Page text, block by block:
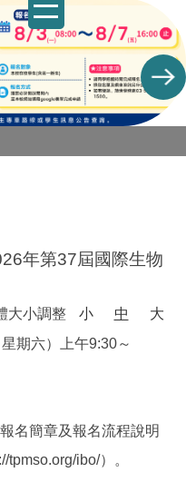
年第37屆國際生物
大小調整 小 中
大
期六）上午9:30～
名簡章及報名流程說明
tpmso.org/ibo/）。